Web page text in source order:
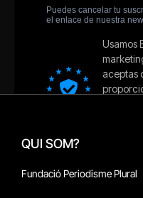
QUI SOM?
Fundació Periodisme Plural